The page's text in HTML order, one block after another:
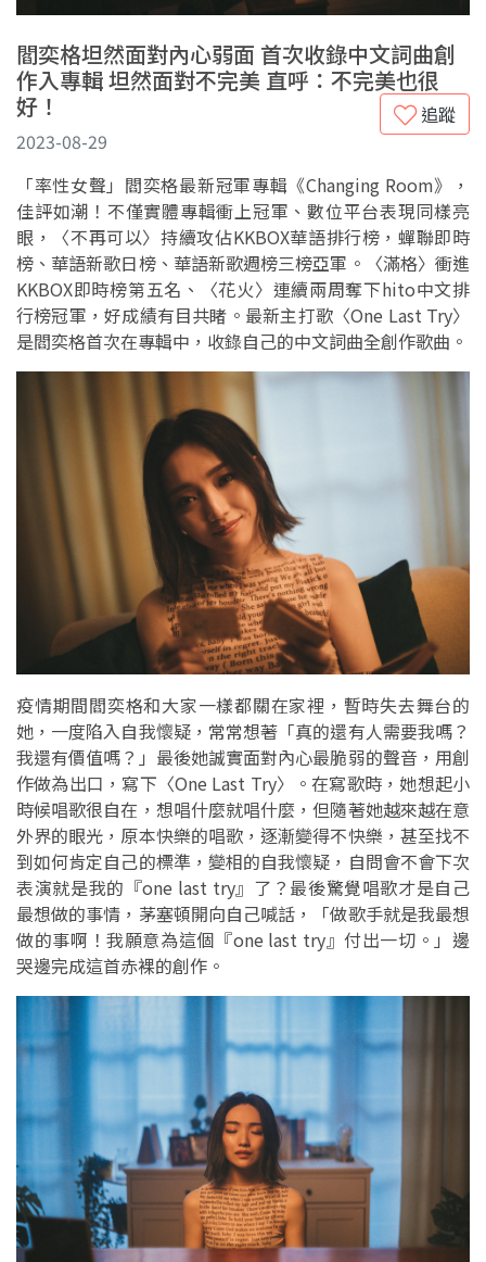
閻奕格坦然面對內心弱面 首次收錄中文詞曲創
作入專輯 坦然面對不完美 直呼：不完美也很
好！
追蹤
2023-08-29
「率性女聲」閻奕格最新冠軍專輯《Changing Room》，
佳評如潮！不僅實體專輯衝上冠軍、數位平台表現同樣亮
眼，〈不再可以〉持續攻佔KKBOX華語排行榜，蟬聯即時
榜、華語新歌日榜、華語新歌週榜三榜亞軍。〈滿格〉衝進
KKBOX即時榜第五名、〈花火〉連續兩周奪下hito中文排
行榜冠軍，好成績有目共睹。最新主打歌〈One Last Try〉
是閻奕格首次在專輯中，收錄自己的中文詞曲全創作歌曲。
疫情期間閻奕格和大家一樣都關在家裡，暫時失去舞台的
她，一度陷入自我懷疑，常常想著「真的還有人需要我嗎？
我還有價值嗎？」最後她誠實面對內心最脆弱的聲音，用創
作做為出口，寫下〈One Last Try〉。在寫歌時，她想起小
時候唱歌很自在，想唱什麼就唱什麼，但隨著她越來越在意
外界的眼光，原本快樂的唱歌，逐漸變得不快樂，甚至找不
到如何肯定自己的標準，變相的自我懷疑，自問會不會下次
表演就是我的『one last try』了？最後驚覺唱歌才是自己
最想做的事情，茅塞頓開向自己喊話，「做歌手就是我最想
做的事啊！我願意為這個『one last try』付出一切。」邊
哭邊完成這首赤裸的創作。